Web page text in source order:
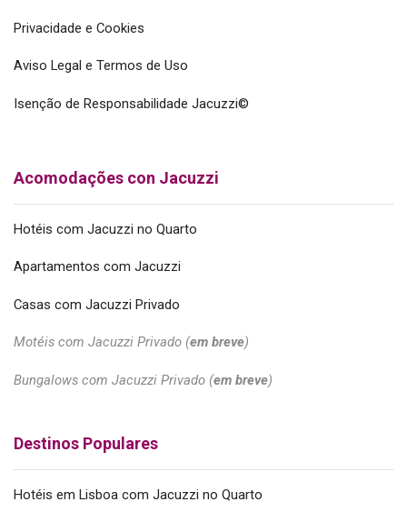
Privacidade e Cookies
Aviso Legal e Termos de Uso
Isenção de Responsabilidade Jacuzzi©
Acomodações con Jacuzzi
Hotéis com Jacuzzi no Quarto
Apartamentos com Jacuzzi
Casas com Jacuzzi Privado
Motéis com Jacuzzi Privado (em breve)
Bungalows com Jacuzzi Privado (em breve)
Destinos Populares
Hotéis em Lisboa com Jacuzzi no Quarto